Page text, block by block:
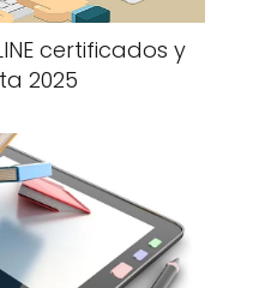
certificados y
2025